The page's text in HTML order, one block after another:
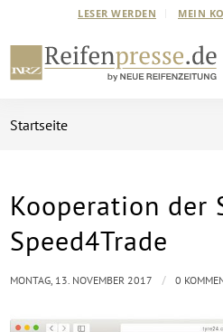
LESER WERDEN MEIN
Startseite
Kooperation der
Speed4Trade
MONTAG, 13. NOVEMBER 2017 / 0